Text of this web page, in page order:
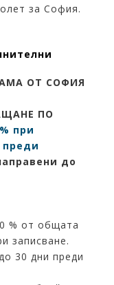
за София.
ОТ СОФИЯ
ПО
при
до
% от общата
записване.
30 дни преди